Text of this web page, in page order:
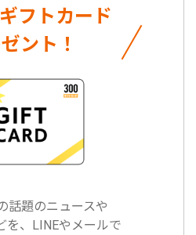
フトカード
ント！
話題のニュースや
を、LINEやメールで